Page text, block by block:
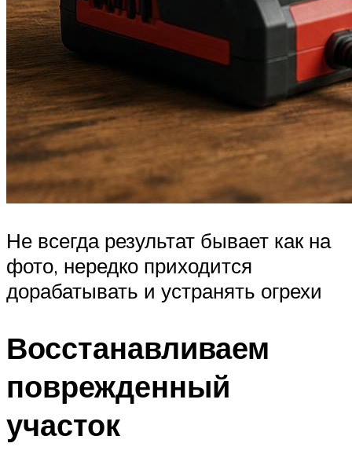
Не всегда результат бывает как на
фото, нередко приходится
дорабатывать и устранять огрехи
Восстанавливаем
поврежденный
участок